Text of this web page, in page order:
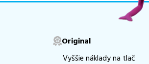
ďalšie otázky,
Original
Vyššie náklady na tlač